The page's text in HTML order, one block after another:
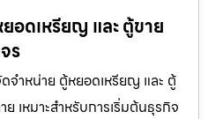
อดเหรียญ และ ตู้ขาย
ร
จำหน่าย ตู้หยอดเหรียญ และ ตู้
เหมาะสำหรับการเริ่มต้นธุรกิจ